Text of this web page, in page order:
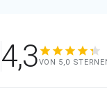
4,3VON 5,0